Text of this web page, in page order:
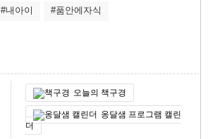
#내아이 #품안에자식
오늘의 책구경
옹달샘 프로그램 캘린
더